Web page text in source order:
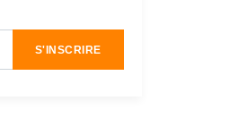
S'INSCRIRE